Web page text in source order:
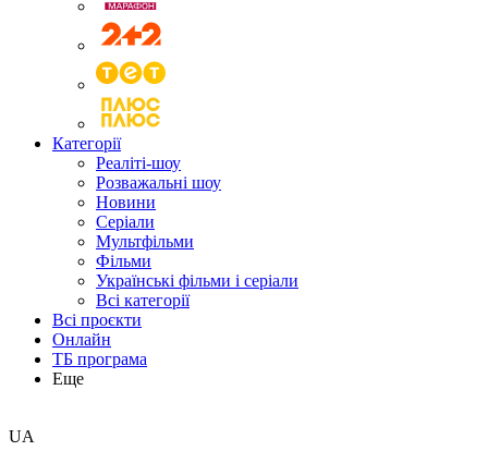
Категорії
Реаліті-шоу
Розважальні шоу
Новини
Серіали
Мультфільми
Фільми
Українські фільми і серіали
Всі категорії
Всі проєкти
Онлайн
ТБ програма
Еще
UA